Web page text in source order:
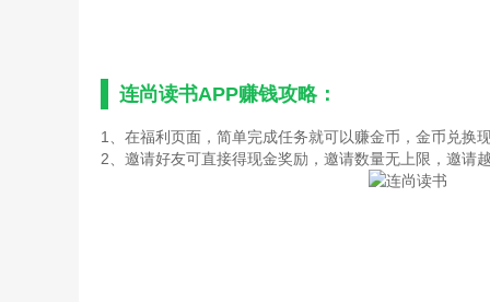
连尚读书APP赚钱攻略：
1、在福利页面，简单完成任务就可以赚金币，金币兑换现
2、邀请好友可直接得现金奖励，邀请数量无上限，邀请越